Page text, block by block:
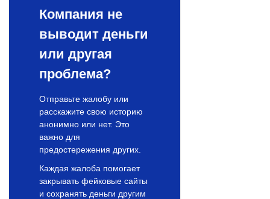
Компания не
выводит деньги
или другая
проблема?
Отправьте жалобу или
расскажите свою историю
анонимно или нет. Это
важно для
предостережения других.
Каждая жалоба помогает
закрывать фейковые сайты
и сохранять деньги другим